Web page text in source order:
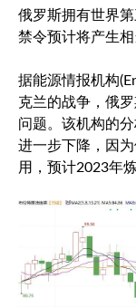
俄罗斯拥有世界
禁令预计将产生相
据能源情报机构
克兰的战争，俄
问题。该机构的
进一步下降，因
用，预计2023年